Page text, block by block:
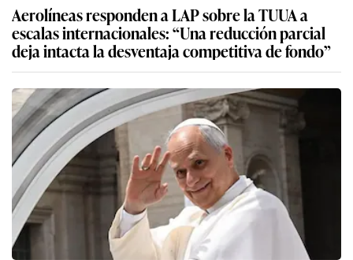
Aerolíneas responden a LAP sobre la TUUA a
escalas internacionales: “Una reducción parcial
deja intacta la desventaja competitiva de fondo”